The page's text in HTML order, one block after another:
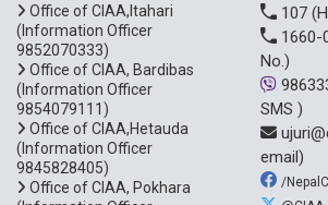
Office of CIAA,Itahari
(Information Officer
9852070333)
Office of CIAA, Bardibas
(Information Officer
9854079111)
Office of CIAA,Hetauda
(Information Officer
9845828405)
Office of CIAA, Pokhara
107
1660-
No.)
SMS )
email)
/